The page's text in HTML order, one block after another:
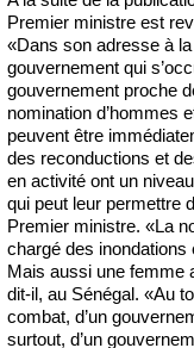
Premier ministre est
«Dans son adresse à la
gouvernement qui
gouvernement proche
nomination d’hommes
peuvent être
des reconductions et
en activité ont un
qui peut leur permettre
Premier ministre. «La
chargé des inondations
Mais aussi une femme
dit-il, au Sénégal. «Au
combat, d’un
surtout, d’un